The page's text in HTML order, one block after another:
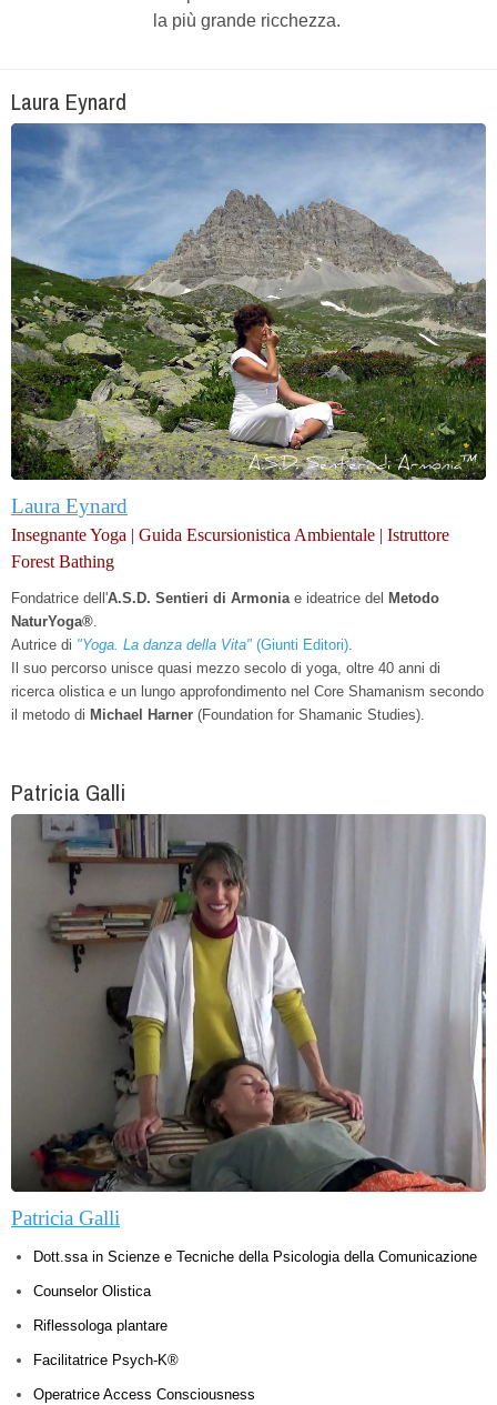
la più grande ricchezza.
Laura Eynard
Laura Eynard
Insegnante Yoga | Guida Escursionistica Ambientale | Istruttore
Forest Bathing
Fondatrice dell'A.S.D. Sentieri di Armoniae ideatrice del Metodo
NaturYoga®.
Autrice di "Yoga. La danza della Vita" (Giunti Editori).
Il suo percorso unisce quasi mezzo secolo di yoga, oltre 40 anni di
ricerca olistica e un lungo approfondimento nel Core Shamanism secondo
il metodo di Michael Harner (Foundation for Shamanic Studies).
Patricia Galli
Patricia Galli
Dott.ssa in Scienze e Tecniche della Psicologia della Comunicazione
Counselor Olistica
Riflessologa plantare
Facilitatrice Psych-K®
Operatrice Access Consciousness